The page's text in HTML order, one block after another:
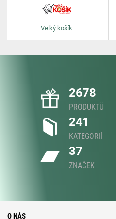
Velký košík
2678
PRODUKTŮ
241
KATEGORIÍ
37
ZNAČEK
O NÁS